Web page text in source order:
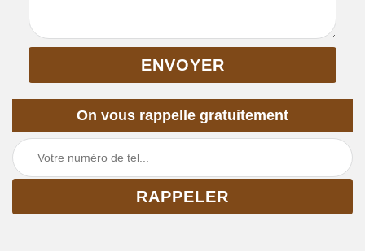
On vous rappelle gratuitement